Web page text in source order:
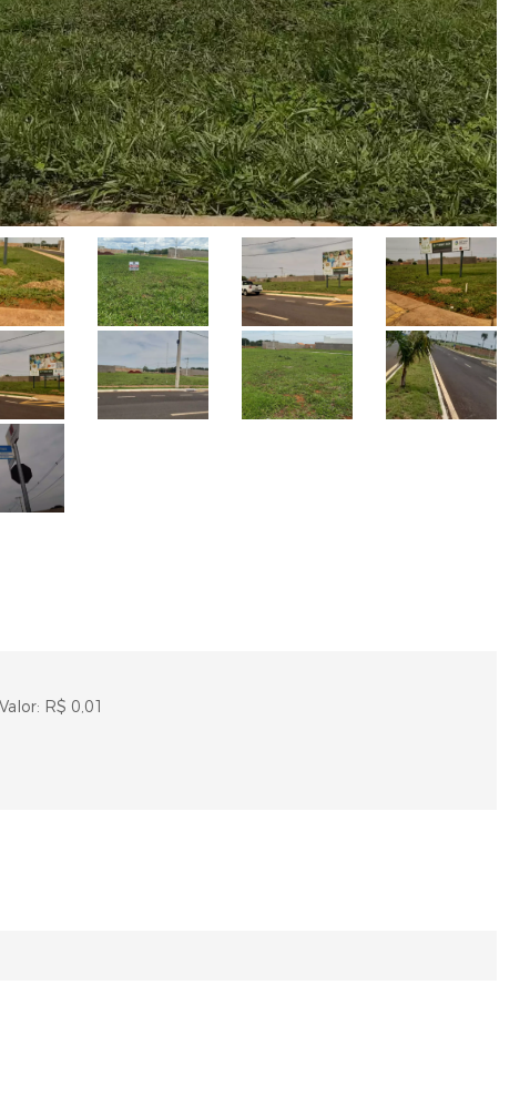
Valor: R$ 0,01